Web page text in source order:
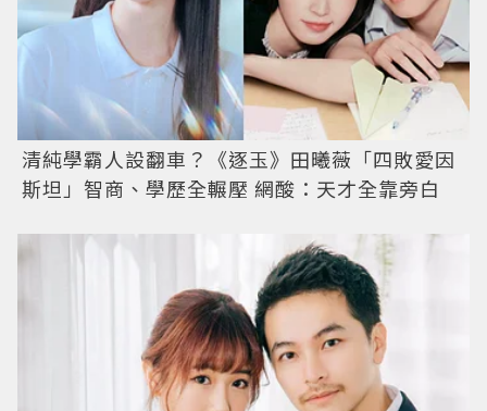
清純學霸人設翻車？《逐玉》田曦薇「四敗愛因
斯坦」智商、學歷全輾壓 網酸：天才全靠旁白